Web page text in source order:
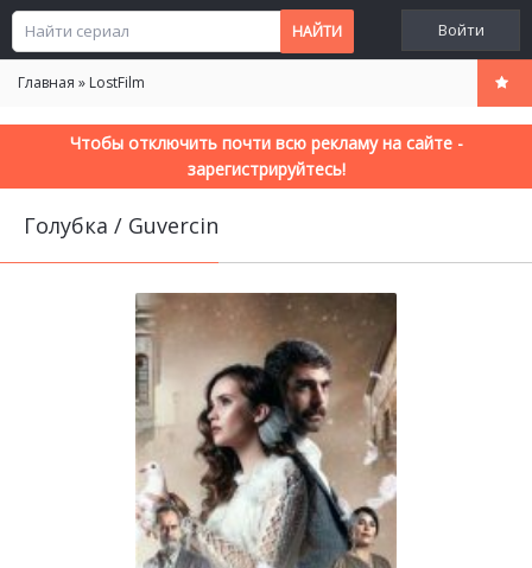
Войти
Главная » LostFilm
Чтобы отключить почти всю рекламу на сайте -
зарегистрируйтесь!
Голубка / Guvercin